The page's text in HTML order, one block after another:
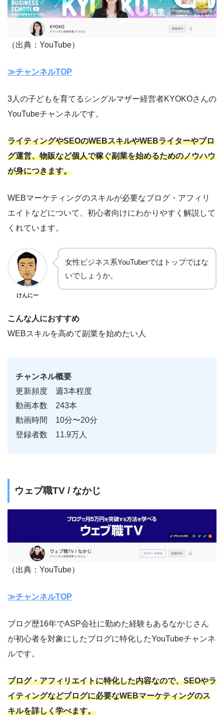
（出典：YouTube）
≫チャンネルTOP
3人の子どもを育てるシングルマザー経営者KYOKOさんの
YouTubeチャンネルです。
ライティングやSEOのWEBスキルやWEBライターやブロ
グ運営、物販など個人で稼ぐ副業を始めるためのノウハウ
が身につきます。
WEBマーケティングのスキルが必要なブログ・アフィリ
エイトなどについて、初心者向けにわかりやすく解説して
くれています。
けんにー
女性ビジネス系YouTuberではトップではな
いでしょうか。
こんな人におすすめ
WEBスキルを高めて副業を始めたい人
チャンネル概要
更新頻度 週3本程度
動画本数 243本
動画時間 10分〜20分
登録者数 11.9万人
ウェブ職TV / なかじ
（出典：YouTube）
≫チャンネルTOP
ブログ歴16年でASP会社に勤めた経験もあるなかじさん
が初心者を対象にしたブログに特化したYouTubeチャンネ
ルです。
ブログ・アフィリエイトに特化した内容なので、SEOやラ
イティングなどブログに必要なWEBマーケティングのス
キルを詳しく学べます。